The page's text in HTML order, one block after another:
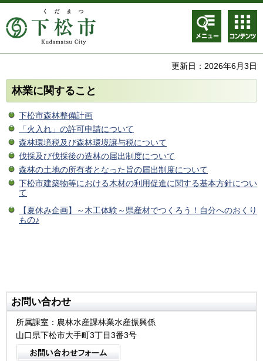
メニュ
ー
コンテ
ンツメ
ニュー
更新日：2026年6月3日
林業に関すること
下松市森林整備計画
「火入れ」の許可申請について
森林環境税及び森林環境譲与税について
伐採及び伐採後の造林の届出制度について
森林の土地の所有者となった旨の届出制度について
下松市建築物等における木材の利用促進に関する基本方針につい
て
【夏休み企画】～木工体験～県産材でつくろう！自分へのおくり
もの♪
お問い合わせ
所属課室：農林水産課林業水産振興係
山口県下松市大手町3丁目3番3号